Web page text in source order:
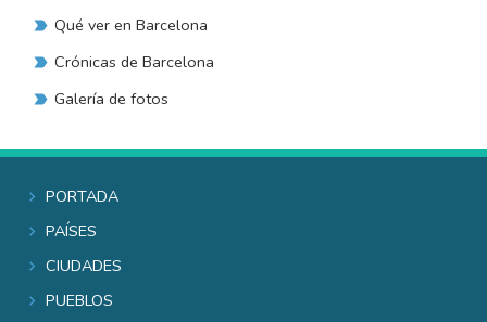
Qué ver en Barcelona
Crónicas de Barcelona
Galería de fotos
Portada
Países
Ciudades
Pueblos